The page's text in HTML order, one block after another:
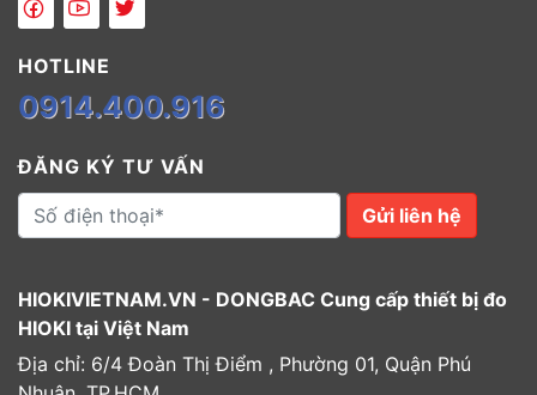
HOTLINE
0914.400.916
ĐĂNG KÝ TƯ VẤN
Gửi liên hệ
HIOKIVIETNAM.VN - DONGBAC Cung cấp thiết bị đo
HIOKI tại Việt Nam
Địa chỉ: 6/4 Đoàn Thị Điểm , Phường 01, Quận Phú